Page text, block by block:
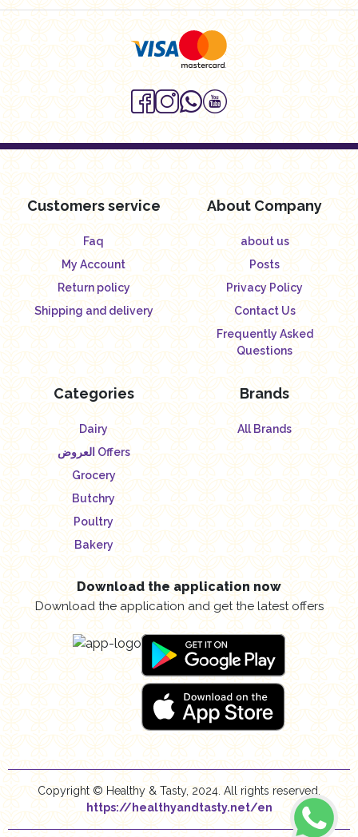
Customers service
Faq
My Account
Return policy
Shipping and delivery
About Company
about us
Posts
Privacy Policy
Contact Us
Frequently Asked
Questions
Categories
Dairy
العروض Offers
Grocery
Butchry
Poultry
Bakery
Brands
All Brands
Download the application now
Download the application and get the latest offers
Copyright © Healthy & Tasty, 2024. All rights reserved.
https://healthyandtasty.net/en